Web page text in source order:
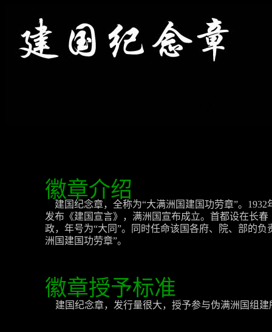
徽章介绍
建国纪念章，全称为“大满洲国建国功劳章”。
发布《建国宣言》，满洲国宣布成立。首都设在长
政，年号为“大同”。同时任命该国各府、院、部的
洲国建国功劳章”。
徽章授予标准
建国纪念章，发行量很大，授予参与伪满洲国组